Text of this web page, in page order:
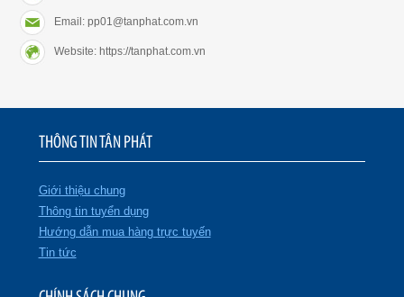
Email: pp01@tanphat.com.vn
Website: https://tanphat.com.vn
THÔNG TIN TÂN PHÁT
Giới thiệu chung
Thông tin tuyển dụng
Hướng dẫn mua hàng trực tuyến
Tin tức